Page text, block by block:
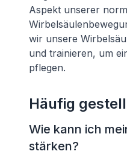
Aspekt unserer
wir unsere
und trainieren, um
pflegen.
Häufig
Wie kann ich
stärken?